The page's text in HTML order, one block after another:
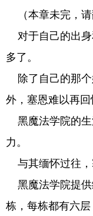
（本章未完，请
对于自己的出身
多了。
除了自己的那个
外，塞恩难以再回
黑魔法学院的生
力。
与其缅怀过往，
黑魔法学院提供
栋，每栋都有六层